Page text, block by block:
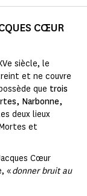
CŒUR
siècle, le
et ne couvre
que trois
Narbonne,
deux lieux
et
Cœur
«donner bruit au